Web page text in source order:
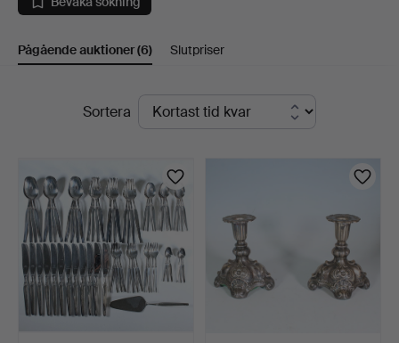
på
Auktionsverk
Düsseldorf/Neuss
Pågående auktioner(6) Slutpriser
PågåendeSortera